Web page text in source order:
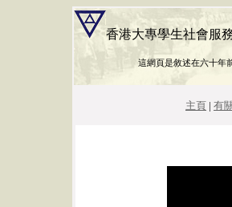
香港大專學生社會服
這網頁是敘述在六十年
主頁 | 有